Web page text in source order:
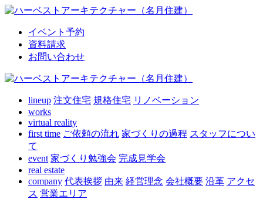
イベント予約
資料請求
お問い合わせ
lineup 注文住宅 規格住宅 リノベーション
works
virtual reality
first time ご依頼の流れ 家づくりの過程 スタッフについ
て
event 家づくり勉強会 完成見学会
real estate
company 代表挨拶 由来 経営理念 会社概要 沿革 アクセ
ス 営業エリア